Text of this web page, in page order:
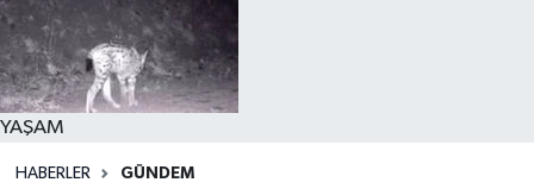
YAŞAM
HABERLER GÜNDEM